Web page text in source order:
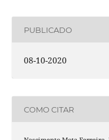
PUBLICADO
08-10-2020
COMO CITAR